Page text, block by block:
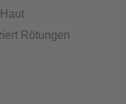
Rötungen